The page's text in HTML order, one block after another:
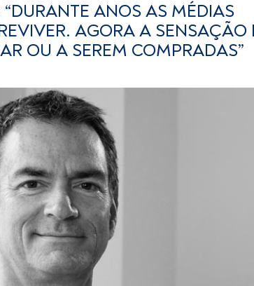
ANOS AS MÉDIAS
AGORA A SENSAÇÃO
OU A SEREM COMPRADAS”